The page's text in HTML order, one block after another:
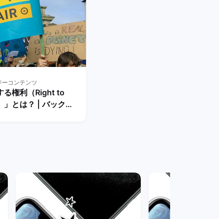
ーコンテンツ
る権利（Right to
」とは？ | バックマ